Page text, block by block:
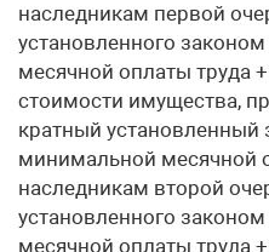
наследникам первой
установленного
месячной оплаты труда
стоимости имущества,
кратный установленный
минимальной месячной
наследникам второй
установленного
месячной оплаты труда